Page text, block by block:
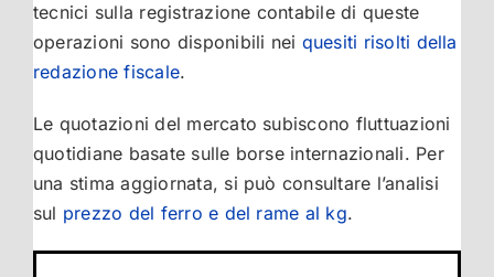
tecnici sulla registrazione contabile di queste
operazioni sono disponibili nei quesiti risolti della
redazione fiscale.
Le quotazioni del mercato subiscono fluttuazioni
quotidiane basate sulle borse internazionali. Per
una stima aggiornata, si può consultare l’analisi
sul prezzo del ferro e del rame al kg.